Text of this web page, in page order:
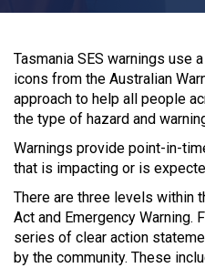
Tasmania SES warnings use
icons from the Australian
approach to help all people
the type of hazard and
Warnings provide point-in-
that is impacting or is
There are three levels within
Act and Emergency Warning.
series of clear action
by the community. These